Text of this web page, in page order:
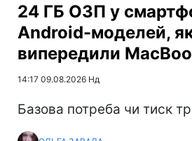
24 ГБ ОЗП у
Android-моделей,
випередили
14:17 09.08.2026 Нд
Базова потреба чи тиск